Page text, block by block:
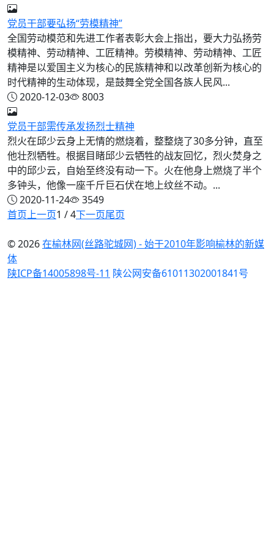
党员干部要弘扬“劳模精神”
全国劳动模范和先进工作者表彰大会上指出，要大力弘扬劳
模精神、劳动精神、工匠精神。劳模精神、劳动精神、工匠
精神是以爱国主义为核心的民族精神和以改革创新为核心的
时代精神的生动体现，是鼓舞全党全国各族人民风...
2020-12-03
8003
党员干部需传承发扬烈士精神
烈火在邱少云身上无情的燃烧着，整整烧了30多分钟，直至
他壮烈牺牲。根据目睹邱少云牺牲的战友回忆，烈火焚身之
中的邱少云，自始至终没有动一下。火在他身上燃烧了半个
多钟头，他像一座千斤巨石伏在地上纹丝不动。...
2020-11-24
3549
首页上一页1 / 4下一页尾页
© 2026在榆林网(丝路驼城网) - 始于2010年影响榆林的新媒
体
陕ICP备14005898号-11 陕公网安备61011302001841号